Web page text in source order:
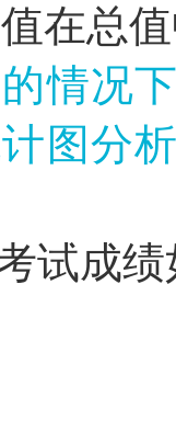
在总
情况
图分
试成